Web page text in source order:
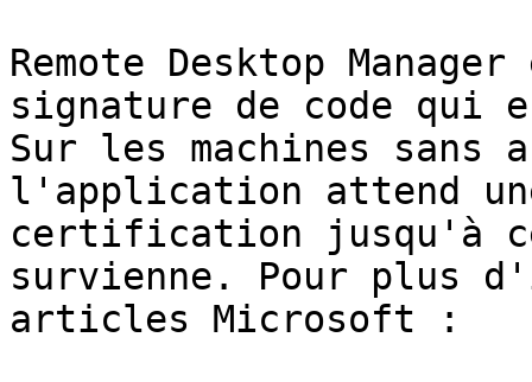
Remote Desktop
signature de code qui
Sur les machines sans
l'application attend
certification jusqu'à
survienne. Pour plus
articles Microsoft :